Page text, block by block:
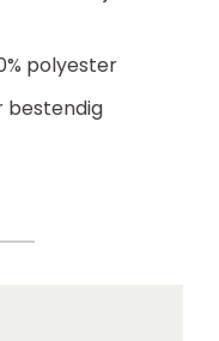
polyester
bestendig